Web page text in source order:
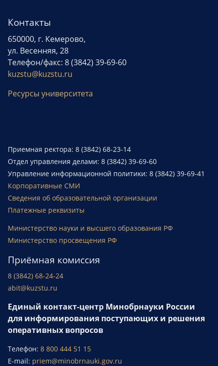
Контакты
650000, г. Кемерово,
ул. Весенняя, 28
Телефон/факс: 8 (3842) 39-69-60
kuzstu@kuzstu.ru
Ресурсы университета
Приемная ректора: 8 (3842) 68-23-14
Отдел управления делами: 8 (3842) 39-69-60
Управление информационной политики: 8 (3842) 39-69-41
Корпоративные СМИ
Сведения об образовательной организации
Платежные реквизиты
Министерство науки и высшего образования РФ
Министерство просвещения РФ
Приёмная комиссия
8 (3842) 68-24-24
abit@kuzstu.ru
Единый контакт-центр Минобрнауки России
для информирования поступающих и решения
оперативных вопросов
Телефон: 8 800 444 51 15
E-mail: priem@minobrnauki.gov.ru